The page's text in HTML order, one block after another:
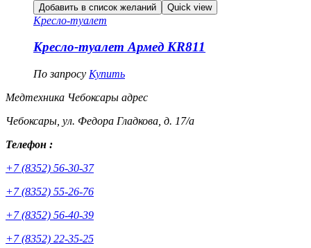
Добавить в список желаний Quick view
Кресло-туалет
Кресло-туалет Армед KR811
По запросу Купить
Медтехника Чебоксары адрес
Чебоксары, ул. Федора Гладкова, д. 17/а
Телефон :
+7 (8352) 56-30-37
+7 (8352) 55-26-76
+7 (8352) 56-40-39
+7 (8352) 22-35-25